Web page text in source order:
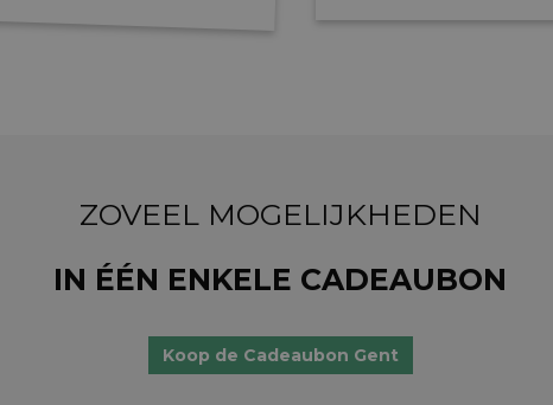
ZOVEEL MOGELIJKHEDEN
IN ÉÉN ENKELE CADEAUBON
Koop de Cadeaubon Gent